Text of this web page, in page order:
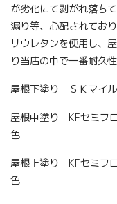
が劣化にて剥がれ落ち
漏り等、心配されてお
リウレタンを使用し、
り当店の中で一番耐久
屋根下塗り ＳＫマイ
屋根中塗り KFセミフ
色
屋根上塗り KFセミフ
色